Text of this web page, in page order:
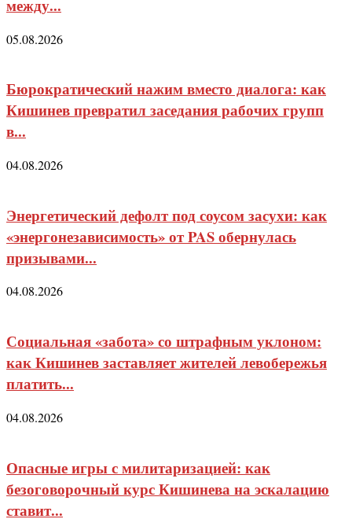
между...
05.08.2026
Бюрократический нажим вместо диалога: как
Кишинев превратил заседания рабочих групп
в...
04.08.2026
Энергетический дефолт под соусом засухи: как
«энергонезависимость» от PAS обернулась
призывами...
04.08.2026
Социальная «забота» со штрафным уклоном:
как Кишинев заставляет жителей левобережья
платить...
04.08.2026
Опасные игры с милитаризацией: как
безоговорочный курс Кишинева на эскалацию
ставит...